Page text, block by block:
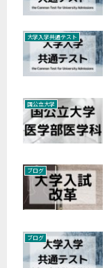
大学入学共通テスト
国公立大学
ブログ
ブログ